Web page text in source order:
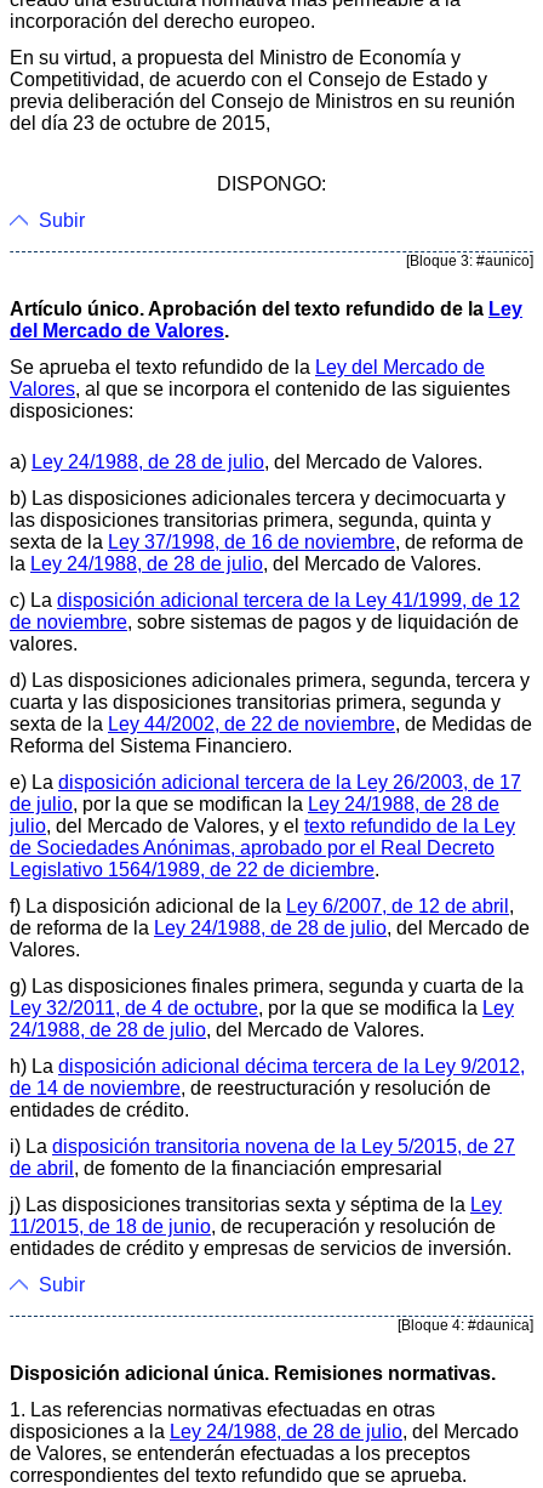
incorporación del derecho europeo.
En su virtud, a propuesta del Ministro de Economía y
Competitividad, de acuerdo con el Consejo de Estado y
previa deliberación del Consejo de Ministros en su reunión
del día 23 de octubre de 2015,
DISPONGO:
Subir
[Bloque 3: #aunico]
Artículo único. Aprobación del texto refundido de la Ley
del Mercado de Valores.
Se aprueba el texto refundido de la Ley del Mercado de
Valores, al que se incorpora el contenido de las siguientes
disposiciones:
a) Ley 24/1988, de 28 de julio, del Mercado de Valores.
b) Las disposiciones adicionales tercera y decimocuarta y
las disposiciones transitorias primera, segunda, quinta y
sexta de la Ley 37/1998, de 16 de noviembre, de reforma de
la Ley 24/1988, de 28 de julio, del Mercado de Valores.
c) La disposición adicional tercera de la Ley 41/1999, de 12
de noviembre, sobre sistemas de pagos y de liquidación de
valores.
d) Las disposiciones adicionales primera, segunda, tercera y
cuarta y las disposiciones transitorias primera, segunda y
sexta de la Ley 44/2002, de 22 de noviembre, de Medidas de
Reforma del Sistema Financiero.
e) La disposición adicional tercera de la Ley 26/2003, de 17
de julio, por la que se modifican la Ley 24/1988, de 28 de
julio, del Mercado de Valores, y el texto refundido de la Ley
de Sociedades Anónimas, aprobado por el Real Decreto
Legislativo 1564/1989, de 22 de diciembre.
f) La disposición adicional de la Ley 6/2007, de 12 de abril ,
de reforma de la Ley 24/1988, de 28 de julio, del Mercado de
Valores.
g) Las disposiciones finales primera, segunda y cuarta de la
Ley 32/2011, de 4 de octubre, por la que se modifica la Ley
24/1988, de 28 de julio, del Mercado de Valores.
h) La disposición adicional décima tercera de la Ley 9/2012,
de 14 de noviembre, de reestructuración y resolución de
entidades de crédito.
i) La disposición transitoria novena de la Ley 5/2015, de 27
de abril , de fomento de la financiación empresarial
j) Las disposiciones transitorias sexta y séptima de la Ley
11/2015, de 18 de junio, de recuperación y resolución de
entidades de crédito y empresas de servicios de inversión.
Subir
[Bloque 4: #daunica]
Disposición adicional única. Remisiones normativas.
1. Las referencias normativas efectuadas en otras
disposiciones a la Ley 24/1988, de 28 de julio, del Mercado
de Valores, se entenderán efectuadas a los preceptos
correspondientes del texto refundido que se aprueba.